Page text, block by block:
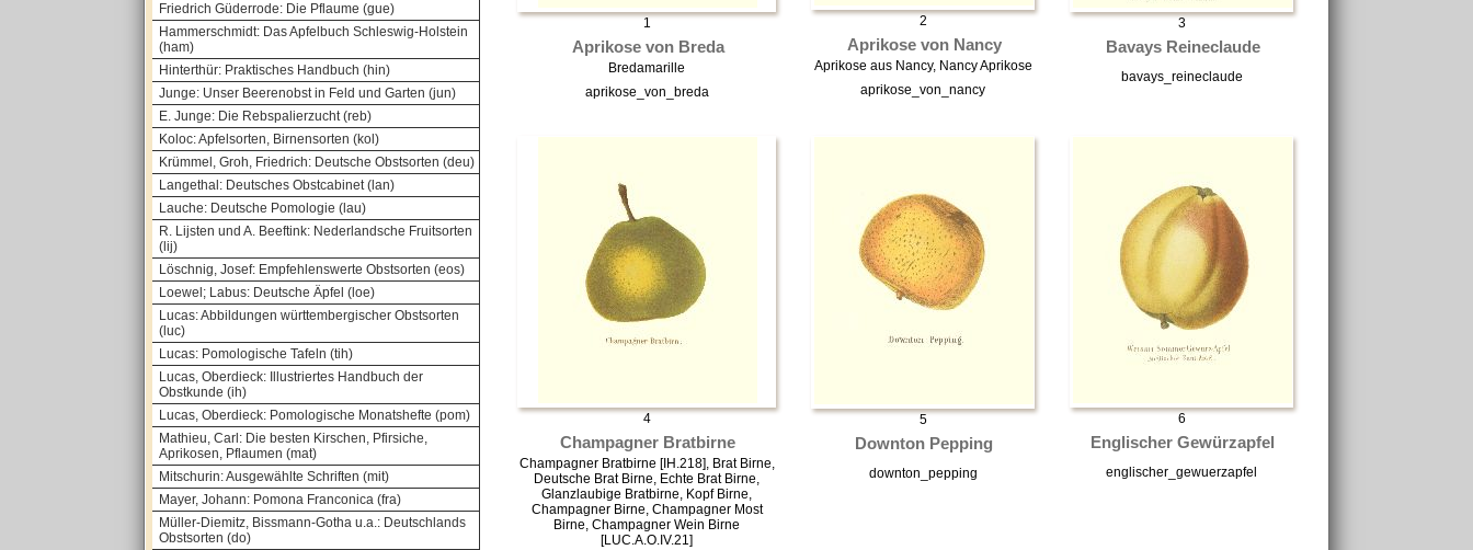
Friedrich Güderrode: Die Pflaume (gue)
Hammerschmidt: Das Apfelbuch Schleswig-Holstein
(ham)
Hinterthür: Praktisches Handbuch (hin)
Junge: Unser Beerenobst in Feld und Garten (jun)
E. Junge: Die Rebspalierzucht (reb)
Koloc: Apfelsorten, Birnensorten (kol)
Krümmel, Groh, Friedrich: Deutsche Obstsorten (deu)
Langethal: Deutsches Obstcabinet (lan)
Lauche: Deutsche Pomologie (lau)
R. Lijsten und A. Beeftink: Nederlandsche Fruitsorten
(lij)
Löschnig, Josef: Empfehlenswerte Obstsorten (eos)
Loewel; Labus: Deutsche Äpfel (loe)
Lucas: Abbildungen württembergischer Obstsorten
(luc)
Lucas: Pomologische Tafeln (tih)
Lucas, Oberdieck: Illustriertes Handbuch der
Obstkunde (ih)
Lucas, Oberdieck: Pomologische Monatshefte (pom)
Mathieu, Carl: Die besten Kirschen, Pfirsiche,
Aprikosen, Pflaumen (mat)
Mitschurin: Ausgewählte Schriften (mit)
Mayer, Johann: Pomona Franconica (fra)
Müller-Diemitz, Bissmann-Gotha u.a.: Deutschlands
Obstsorten (do)
1
Aprikose von Breda
Bredamarille
aprikose_von_breda
2
Aprikose von Nancy
Aprikose aus Nancy, Nancy Aprikose
aprikose_von_nancy
3
Bavays Reineclaude
bavays_reineclaude
4
Champagner Bratbirne
Champagner Bratbirne [IH.218], Brat Birne,
Deutsche Brat Birne, Echte Brat Birne,
Glanzlaubige Bratbirne, Kopf Birne,
Champagner Birne, Champagner Most
Birne, Champagner Wein Birne
[LUC.A.O.IV.21]
5
Downton Pepping
downton_pepping
6
Englischer Gewürzapfel
englischer_gewuerzapfel